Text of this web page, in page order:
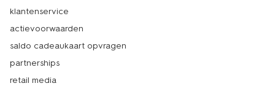
klantenservice
actievoorwaarden
saldo cadeaukaart opvragen
partnerships
retail media